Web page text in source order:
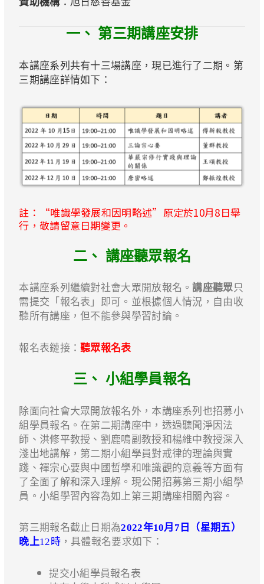
一、 第三期講座安排
本講座系列共有十三場講座，現已進行了二期。第
三期講座詳情如下：
註：“唯識學發展和因明略述”原定於10月8日舉
行，敬請留意日期變更。
二、 講座聽眾報名
本講座系列繼續對社會大眾開放報名。講座聽眾只
需提交「報名表」即可。並根據個人情況，自由收
聽所有講座，但不能參與學習討論。
報名表鏈接：聽眾報名表
三、 小組學員報名
除面向社會大眾開放報名外，本講座系列也招募小
組學員報名。在第二期講座中，透過聽聞淨因法
師、洪修平教授、劉鹿鳴副教授和楊維中教授深入
淺出地講解，第二期小組學員對戒律的理論與實
踐、禪宗心要與中國哲學和唯識觀的意義等方面有
了全面了解和深入理解。現公開招募第三期小組學
員。小組學習內容為如上第三期講座相關內容。
第三期報名截止日期為2022年10月7日（星期五）
晚上12時，具體報名要求如下：
提交小組學員報名表